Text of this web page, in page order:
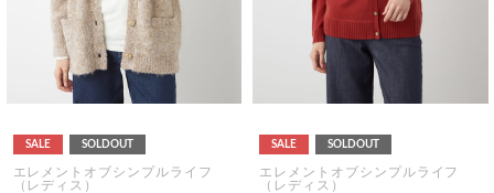
SALE SOLDOUT
エレメントオブシンプルライフ
（レディス）
SALE SOLDOUT
エレメントオブシンプルライフ
（レディス）